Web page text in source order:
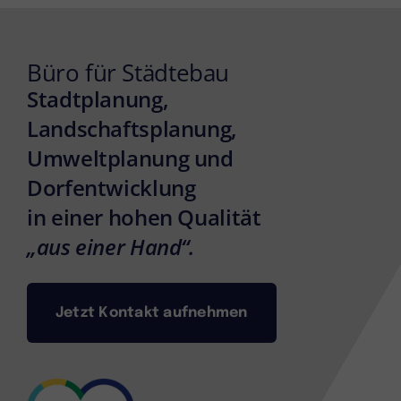
Büro für Städtebau
Stadtplanung,
Landschaftsplanung,
Umweltplanung und
Dorfentwicklung
in einer hohen Qualität
„aus einer Hand“.
Jetzt Kontakt aufnehmen